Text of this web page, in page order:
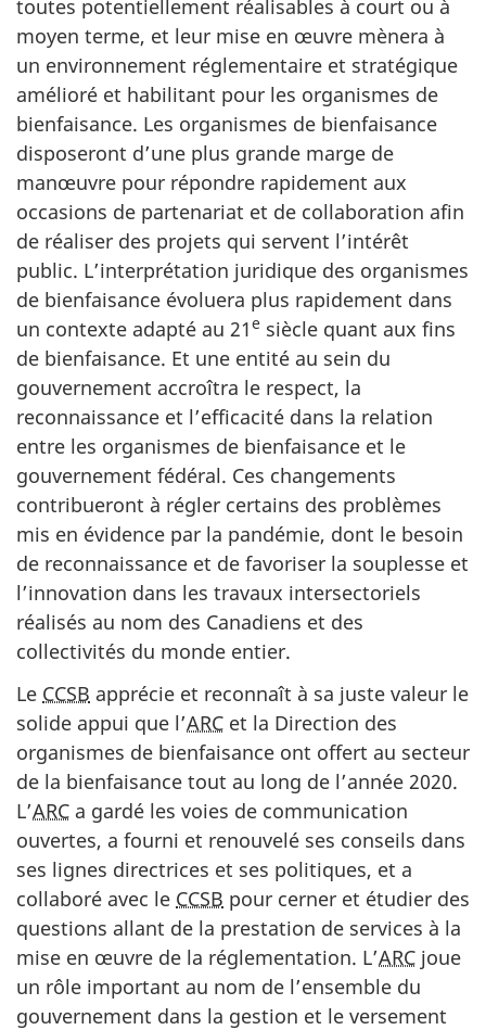
toutes potentiellement réalisables à court ou à
moyen terme, et leur mise en œuvre mènera à
un environnement réglementaire et stratégique
amélioré et habilitant pour les organismes de
bienfaisance. Les organismes de bienfaisance
disposeront d’une plus grande marge de
manœuvre pour répondre rapidement aux
occasions de partenariat et de collaboration afin
de réaliser des projets qui servent l’intérêt
public. L’interprétation juridique des organismes
de bienfaisance évoluera plus rapidement dans
un contexte adapté au 21e siècle quant aux fins
de bienfaisance. Et une entité au sein du
gouvernement accroîtra le respect, la
reconnaissance et l’efficacité dans la relation
entre les organismes de bienfaisance et le
gouvernement fédéral. Ces changements
contribueront à régler certains des problèmes
mis en évidence par la pandémie, dont le besoin
de reconnaissance et de favoriser la souplesse et
l’innovation dans les travaux intersectoriels
réalisés au nom des Canadiens et des
collectivités du monde entier.
Le CCSB apprécie et reconnaît à sa juste valeur le
solide appui que l’ARC et la Direction des
organismes de bienfaisance ont offert au secteur
de la bienfaisance tout au long de l’année 2020.
L’ARC a gardé les voies de communication
ouvertes, a fourni et renouvelé ses conseils dans
ses lignes directrices et ses politiques, et a
collaboré avec le CCSB pour cerner et étudier des
questions allant de la prestation de services à la
mise en œuvre de la réglementation. L’ARC joue
un rôle important au nom de l’ensemble du
gouvernement dans la gestion et le versement